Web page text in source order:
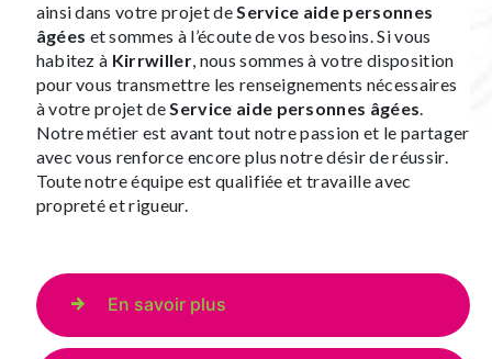
ainsi dans votre projet deService aide personnes
âgées et sommes à l’écoute de vos besoins. Si vous
habitez à Kirrwiller, nous sommes à votre disposition
pour vous transmettre les renseignements nécessaires
à votre projet deService aide personnes âgées.
Notre métier est avant tout notre passion et le partager
avec vous renforce encore plus notre désir de réussir.
Toute notre équipe est qualifiée et travaille avec
propreté et rigueur.
En savoir plus